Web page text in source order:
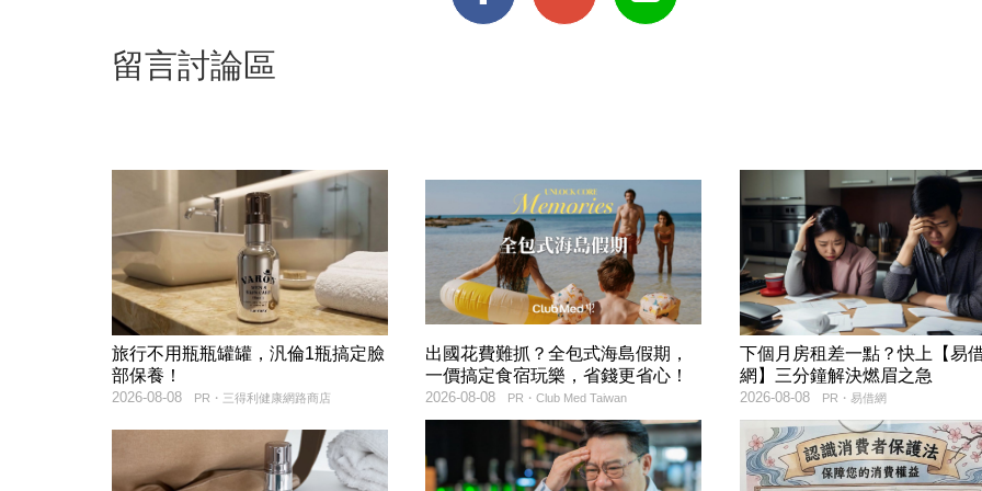
留言討論區
旅行不用瓶瓶罐罐，汎倫1瓶搞定臉
部保養！
PR・三得利健康網路商店
2026-08-08
出國花費難抓？全包式海島假期，
一價搞定食宿玩樂，省錢更省心！
PR・Club Med Taiwan
2026-08-08
下個月房租差一點？快上【易
網】三分鐘解決燃眉之急
PR・易借網
2026-08-08